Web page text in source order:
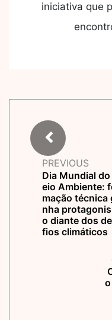
iniciativa que
PREVIOUS
Dia Mundial do
eio Ambiente:
mação técnica
nha
o diante dos
fios climáticos